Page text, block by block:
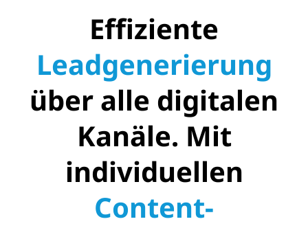
Effiziente
Leadgenerierung
über alle digitalen
Kanäle. Mit
individuellen
Content-